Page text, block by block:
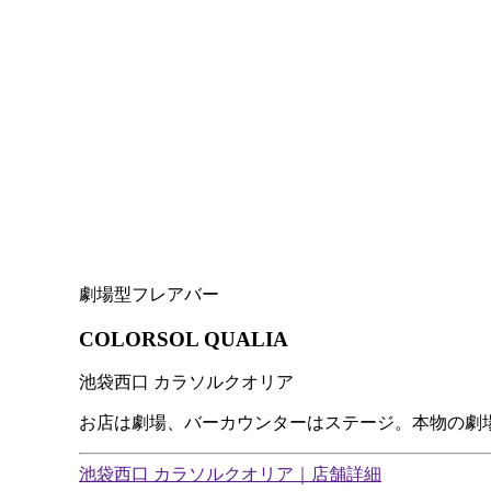
劇場型フレアバー
COLORSOL QUALIA
池袋西口 カラソルクオリア
お店は劇場、バーカウンターはステージ。本物の劇
池袋西口 カラソルクオリア｜店舗詳細